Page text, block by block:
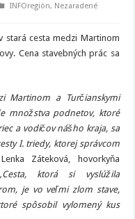
INFOregión, Nezaradené
stará cesta medzi Martinom
Cena stavebných prác sa
Martinom a Turčianskymi
množstva podnetov, ktoré
a vodičov nášho kraja, sa
I. triedy, ktorej správcom
Záteková, hovorkyňa
ktorá si vyslúžila
je vo veľmi zlom stave,
spôsobil vylomený kus